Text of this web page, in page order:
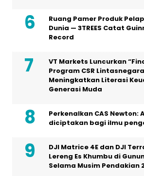
Ruang Pamer Produk
Dunia — 3TREES Catat
Record
VT Markets Luncurkan
Program CSR
Meningkatkan Literasi
Generasi Muda
Perkenalkan CAS Newton:
diciptakan bagi ilmu
DJI Matrice 4E dan DJI
Lereng Es Khumbu di
Selama Musim Pendakian